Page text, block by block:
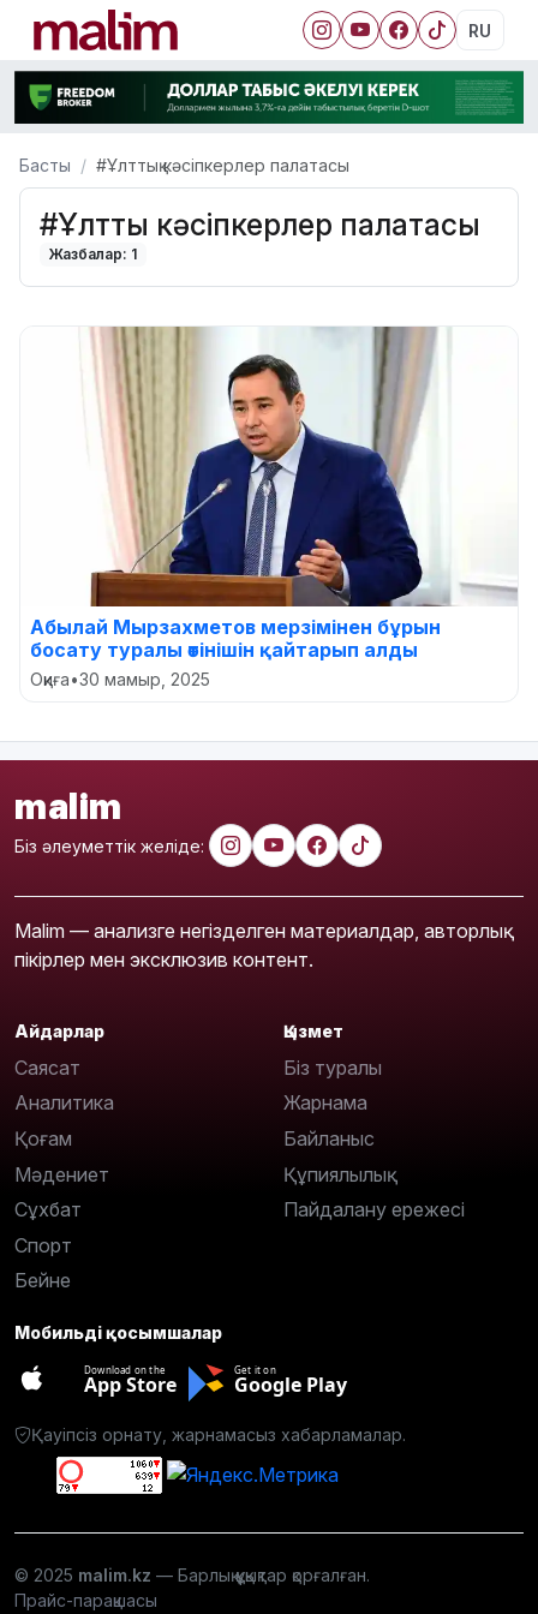
RU
Басты #Ұлттық кәсіпкерлер палатасы
#Ұлттық кәсіпкерлер палатасы
Жазбалар: 1
Абылай Мырзахметов мерзімінен бұрын
босату туралы өтінішін қайтарып алды
Оқиға•30 мамыр, 2025
malim
Біз әлеуметтік желіде:
Malim — анализге негізделген материалдар, авторлық
пікірлер мен эксклюзив контент.
Айдарлар
Саясат
Аналитика
Қоғам
Мәдениет
Сұхбат
Спорт
Бейне
Қызмет
Біз туралы
Жарнама
Байланыс
Құпиялылық
Пайдалану ережесі
Мобильді қосымшалар
Download on the
App Store
Get it on
Google Play
Қауіпсіз орнату, жарнамасыз хабарламалар.
© 2025 malim.kz — Барлық құқықтар қорғалған.
Прайс-парақшасы